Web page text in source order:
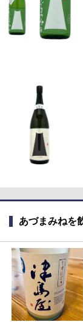
あづまみねを